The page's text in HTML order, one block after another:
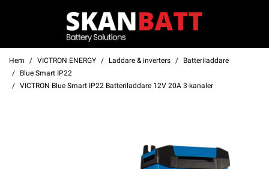
Hem VICTRON ENERGY Laddare & inverters
Batteriladdare
Blue Smart IP22
VICTRON Blue Smart IP22 Batteriladdare 12V 20A 3-kanaler